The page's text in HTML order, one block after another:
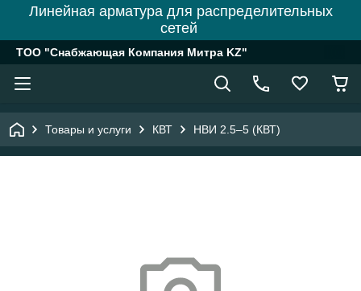
Линейная арматура для распределительных
сетей
ТОО "Снабжающая Компания Митра KZ"
Товары и услуги КВТ НВИ 2.5–5 (КВТ)